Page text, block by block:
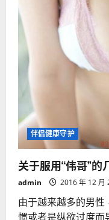
伴侣健康守护
关于服用“伟哥”的
admin 2016 年 12 月
由于越来越多的男
惯或者是纵欲过度而